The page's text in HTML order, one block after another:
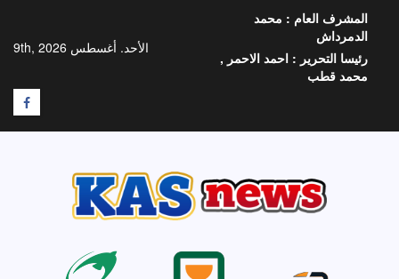
المحتوى
الأحد. أغسطس 9th, 2026
المشرف العام : محمد
الدمرداش
رئيسا التحرير : احمد الاحمر ,
محمد قطب
F